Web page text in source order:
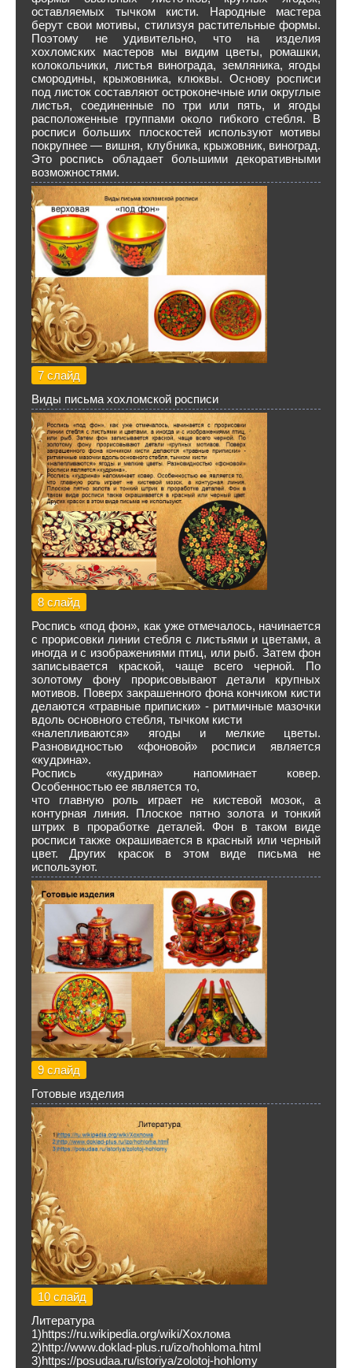
оставляемых тычком кисти. Народные мастера
берут свои мотивы, стилизуя растительные формы.
Поэтому не удивительно, что на изделия
хохломских мастеров мы видим цветы, ромашки,
колокольчики, листья винограда, земляника, ягоды
смородины, крыжовника, клюквы. Основу росписи
под листок составляют остроконечные или округлые
листья, соединенные по три или пять, и ягоды
расположенные группами около гибкого стебля. В
росписи больших плоскостей используют мотивы
покрупнее — вишня, клубника, крыжовник, виноград.
Это роспись обладает большими декоративными
возможностями.
7 слайд
Виды письма хохломской росписи
8 слайд
Роспись «под фон», как уже отмечалось, начинается
с прорисовки линии стебля с листьями и цветами, а
иногда и с изображениями птиц, или рыб. Затем фон
записывается краской, чаще всего черной. По
золотому фону прорисовывают детали крупных
мотивов. Поверх закрашенного фона кончиком кисти
делаются «травные приписки» - ритмичные мазочки
вдоль основного стебля, тычком кисти
«налепливаются» ягоды и мелкие цветы.
Разновидностью «фоновой» росписи является
«кудрина».
Роспись «кудрина» напоминает ковер.
Особенностью ее является то,
что главную роль играет не кистевой мозок, а
контурная линия. Плоское пятно золота и тонкий
штрих в проработке деталей. Фон в таком виде
росписи также окрашивается в красный или черный
цвет. Других красок в этом виде письма не
используют.
9 слайд
Готовые изделия
10 слайд
Литература
1)https://ru.wikipedia.org/wiki/Хохлома
2)http://www.doklad-plus.ru/izo/hohloma.html
3)https://posudaa.ru/istoriya/zolotoj-hohlomy